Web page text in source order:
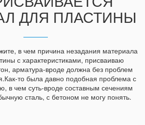
ДЛЯ ПЛАСТИНЫ
в чем причина незадания материала
с характеристиками, присваиваю
арматура-вроде должна без проблем
то была давно подобная проблема с
в чем суть-вроде составным сечениям
сталь, с бетоном не могу понять.